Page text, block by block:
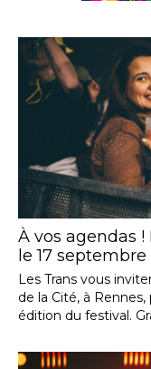
À vos agendas
le 17 septembre
Les Trans vous
de la Cité, à
édition du festival.